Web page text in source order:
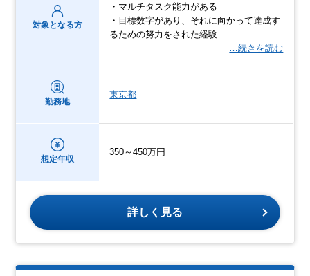
対象となる方
・マルチタスク能力がある
・目標数字があり、それに向かって達成す
るための努力をされた経験
…続きを読む
勤務地
東京都
想定年収
350～450万円
詳しく見る